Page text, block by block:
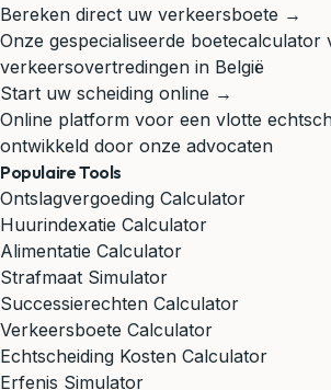
Bereken direct uw verkeersboete →
Onze gespecialiseerde boetecalculator
verkeersovertredingen in België
Start uw scheiding online →
Online platform voor een vlotte
ontwikkeld door onze advocaten
Populaire Tools
Ontslagvergoeding Calculator
Huurindexatie Calculator
Alimentatie Calculator
Strafmaat Simulator
Successierechten Calculator
Verkeersboete Calculator
Echtscheiding Kosten Calculator
Erfenis Simulator